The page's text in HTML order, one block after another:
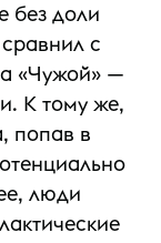
без доли
с
«Чужой» —
К тому же,
попав в
люди